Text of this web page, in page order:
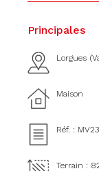
Principales
Lorgues
Maison
Réf. :
Terrain :